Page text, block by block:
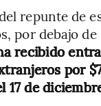
repunte de
por debajo de
recibido
por
17 de